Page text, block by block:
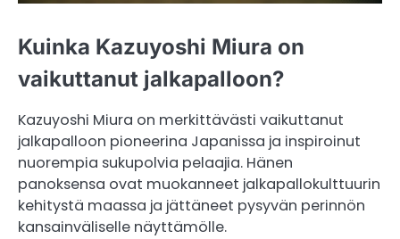
Kuinka Kazuyoshi Miura on
vaikuttanut jalkapalloon?
Kazuyoshi Miura on merkittävästi vaikuttanut
jalkapalloon pioneerina Japanissa ja inspiroinut
nuorempia sukupolvia pelaajia. Hänen
panoksensa ovat muokanneet jalkapallokulttuurin
kehitystä maassa ja jättäneet pysyvän perinnön
kansainväliselle näyttämölle.